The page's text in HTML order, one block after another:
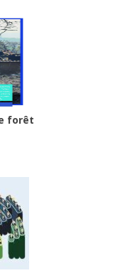
forêt